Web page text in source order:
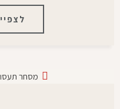
מסחר